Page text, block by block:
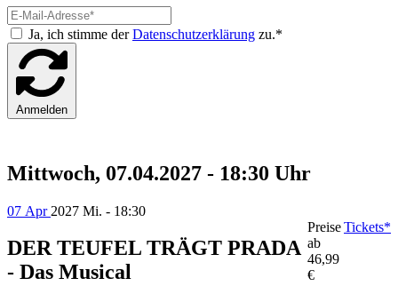
Ja, ich stimme derDatenschutzerklärung zu.*
Anmelden
Mittwoch, 07.04.2027 - 18:30 Uhr
07 Apr 2027 Mi. - 18:30
DER TEUFEL TRÄGT PRADA
- Das Musical
Preise
ab
46,99
€
Tickets*